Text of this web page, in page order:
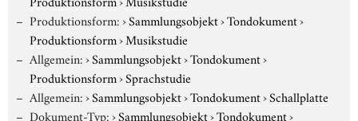
Produktionsform:›Sammlungsobjekt›Tondokument›
Produktionsform›Musikstudie
Allgemein:›Sammlungsobjekt›Tondokument›
Produktionsform›Sprachstudie
Allgemein:›Sammlungsobjekt›Tondokument›Schallplatte
Dokument-Typ:›Sammlungsobjekt›Tondokument›